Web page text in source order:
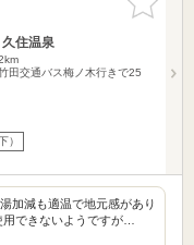
りに追加
住温泉
田交通バス梅ノ木行きで25
）
加減も適温で地元感があり
できないようですが…